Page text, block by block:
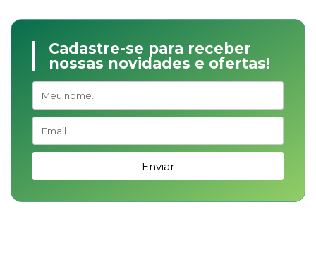
Cadastre-se para receber
nossas novidades e ofertas!
Enviar